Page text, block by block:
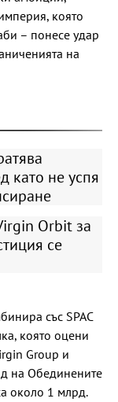
която
– понесе удар
на
като не успя
Orbit за
се
със SPAC
която оцени
Group и
на Обединените
около 1 млрд.